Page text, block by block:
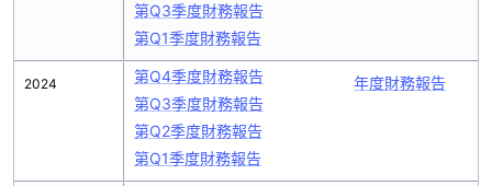
2024
第Q3季度財務報告
第Q1季度財務報告
第Q4季度財務報告
第Q3季度財務報告
第Q2季度財務報告
第Q1季度財務報告
年度財務報告